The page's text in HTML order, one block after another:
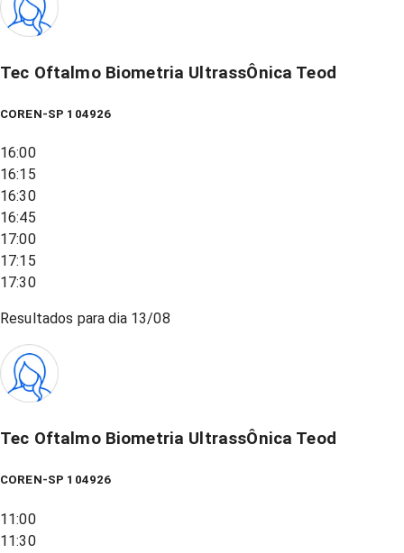
Tec Oftalmo Biometria UltrassÔnica Teod
COREN-SP 104926
16:00
16:15
16:30
16:45
17:00
17:15
17:30
Resultados para dia 13/08
Tec Oftalmo Biometria UltrassÔnica Teod
COREN-SP 104926
11:00
11:30